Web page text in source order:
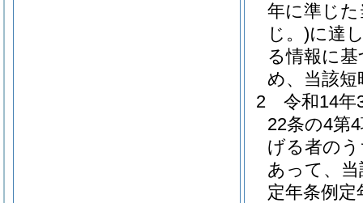
年に準じ
じ。)に達
る情報に
め、当該
2
令和14年
22条の4第
げる者の
あって、
定年条例定